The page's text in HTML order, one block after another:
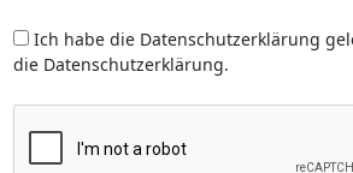
Ich habe die Datenschutzerklärung
die Datenschutzerklärung.